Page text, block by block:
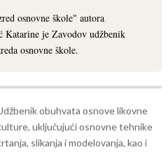
osnovne škole" autora
je Zavodov udžbenik
osnovne škole.
obuhvata osnove likovne
uključujući osnovne tehnike
slikanja i modelovanja, kao i